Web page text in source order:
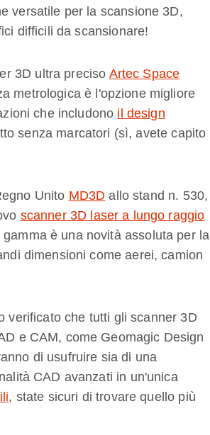
versatile per la scansione 3D,
difficili da scansionare!
3D ultra preciso Artec Space
metrologica è l'opzione migliore
che includono il design
senza marcatori (sì, avete capito
Unito MD3D allo stand n. 530,
scanner 3D laser a lungo raggio
è una novità assoluta per la
dimensioni come aerei, camion
verificato che tutti gli scanner 3D
e CAM, come Geomagic Design
di usufruire sia di una
CAD avanzati in un'unica
, state sicuri di trovare quello più